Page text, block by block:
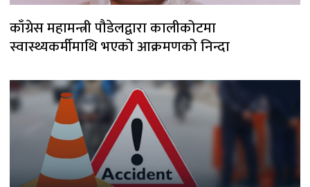
काँग्रेस महामन्त्री पौडेलद्वारा कालीकोटमा
स्वास्थ्यकर्मीमाथि भएको आक्रमणको निन्दा